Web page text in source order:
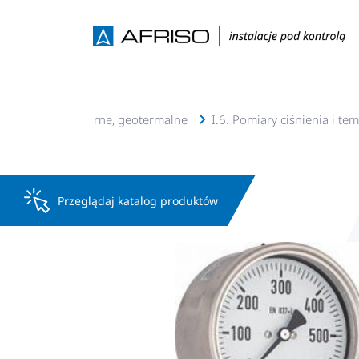
c.o., c.w.u, solarne, geotermalne I.6. Pomiary ciśnienia i
Przeglądaj katalog produktów